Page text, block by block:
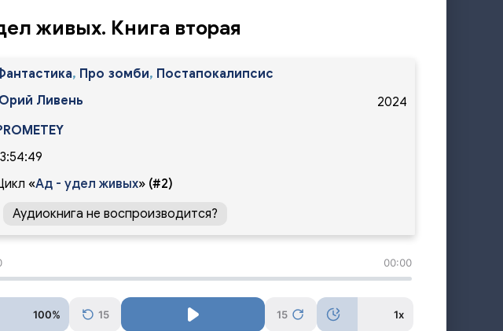
живых. Книга вторая
, Про зомби, Постапокалипсис
2024
Ливень
«Ад - удел живых» (#2)
Аудиокнига не воспроизводится?
00:00
100% 15 15 1x